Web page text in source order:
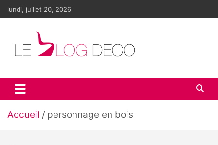
Aller
lundi, juillet 20, 2026
Le blog déco
LE blog de la décoration d'intérieur et du design
Accueil personnage en bois